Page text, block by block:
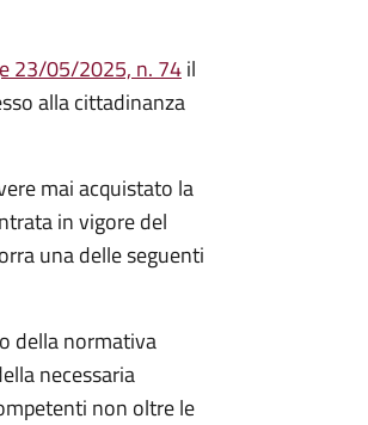
23/05/2025, n. 74il
alla cittadinanza
mai acquistato la
in vigore del
una delle seguenti
della normativa
necessaria
non oltre le